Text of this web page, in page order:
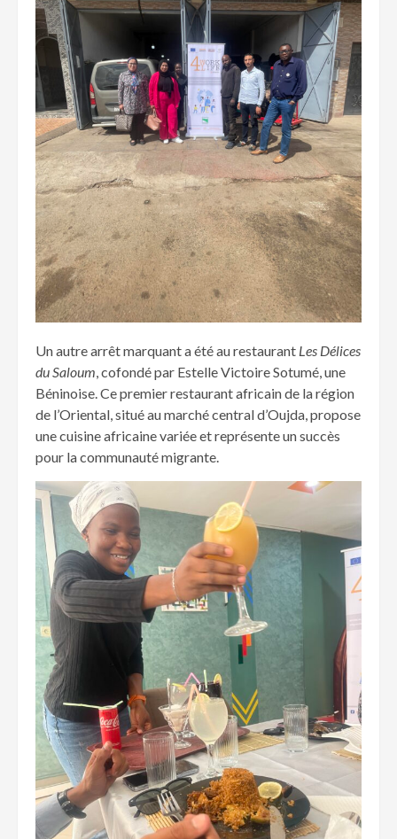
Un autre arrêt marquant a été au restaurant Les Délices
du Saloum, cofondé par Estelle Victoire Sotumé, une
Béninoise. Ce premier restaurant africain de la région
de l’Oriental, situé au marché central d’Oujda, propose
une cuisine africaine variée et représente un succès
pour la communauté migrante.